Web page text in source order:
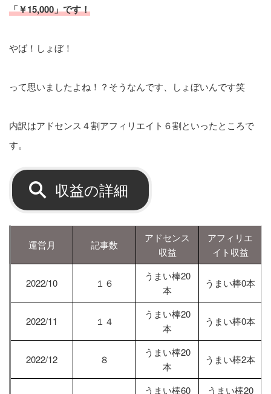
「￥15,000」です！
やば！しょぼ！
って思いましたよね！？そうなんです、しょぼいんです笑
内訳はアドセンス４割アフィリエイト６割といったところで
す。
収益の詳細
運営月 記事数
アドセンス
収益
アフィリエ
イト収益
2022/10 １６
うまい棒20
本
うまい棒0本
2022/11 １４
うまい棒20
本
うまい棒0本
2022/12 ８
うまい棒20
本
うまい棒2本
うまい棒60 うまい棒20